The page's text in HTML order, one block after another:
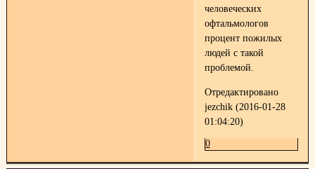
человеческих
офтальмологов
процент пожилых
людей с такой
проблемой.
Отредактировано
jezchik (2016-01-28
01:04:20)
0